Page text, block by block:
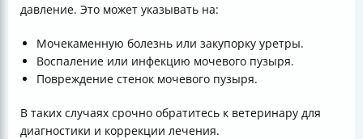
давление. Это может указывать на:
Мочекаменную болезнь или закупорку уретры.
Воспаление или инфекцию мочевого пузыря.
Повреждение стенок мочевого пузыря.
В таких случаях срочно обратитесь к ветеринару для
диагностики и коррекции лечения.